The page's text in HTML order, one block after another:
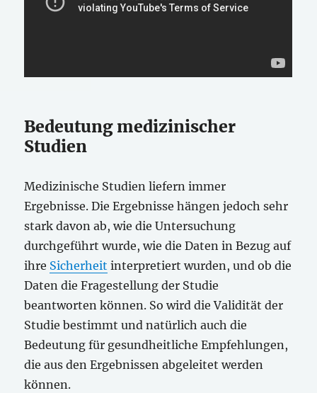
Bedeutung medizinischer
Studien
Medizinische Studien liefern immer
Ergebnisse. Die Ergebnisse hängen jedoch sehr
stark davon ab, wie die Untersuchung
durchgeführt wurde, wie die Daten in Bezug auf
ihre Sicherheit interpretiert wurden, und ob die
Daten die Fragestellung der Studie
beantworten können. So wird die Validität der
Studie bestimmt und natürlich auch die
Bedeutung für gesundheitliche Empfehlungen,
die aus den Ergebnissen abgeleitet werden
können.